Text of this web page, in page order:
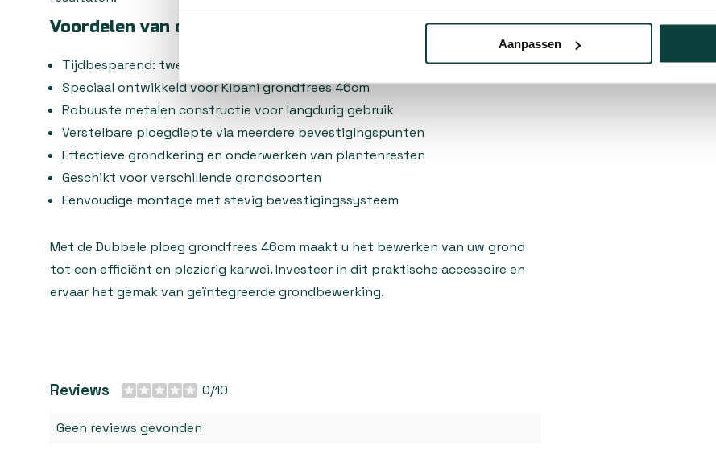
Aanpassen
Voordelen van de dubbele ploeg
Tijdbesparend: twee bewerkingen in één werkgang
Speciaal ontwikkeld voor Kibani grondfrees 46cm
Robuuste metalen constructie voor langdurig gebruik
Verstelbare ploegdiepte via meerdere bevestigingspunten
Effectieve grondkering en onderwerken van plantenresten
Geschikt voor verschillende grondsoorten
Eenvoudige montage met stevig bevestigingssysteem
Met de Dubbele ploeg grondfrees 46cm maakt u het bewerken van uw grond
tot een efficiënt en plezierig karwei. Investeer in dit praktische accessoire en
ervaar het gemak van geïntegreerde grondbewerking.
Reviews 0/10
Geen reviews gevonden